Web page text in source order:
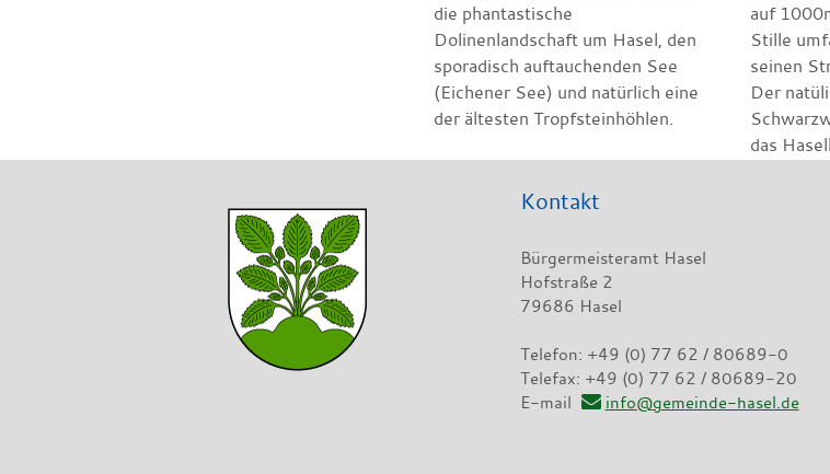
die phantastische
Dolinenlandschaft um Hasel, den
sporadisch auftauchenden See
(Eichener See) und natürlich eine
der ältesten Tropfsteinhöhlen.
auf
Stille
seinen
Der
das
Kontakt
Bürgermeisteramt Hasel
Hofstraße 2
79686 Hasel
Telefon: +49 (0) 77 62 / 80689-0
Telefax: +49 (0) 77 62 / 80689-20
E-mail
info@gemeinde-hasel.de